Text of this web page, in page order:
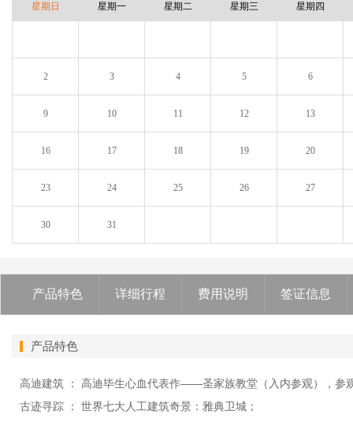
星期日 星期一 星期二 星期三 星期四
2 3 4 5 6
9 10 11 12 13
16 17 18 19 20
23 24 25 26 27
30 31
产品特色 详细行程 费用说明 签证信息
产品特色
高迪建筑 ： 高迪毕生心血代表作——圣家族教堂（入内参观），参
古迹寻踪 ： 世界七大人工建筑奇景：雅典卫城；